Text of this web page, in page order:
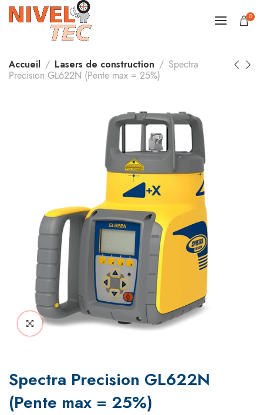
0
Accueil Lasers de construction
Spectra
Precision GL622N (Pente max = 25%)
Spectra Precision GL622N
(Pente max = 25%)